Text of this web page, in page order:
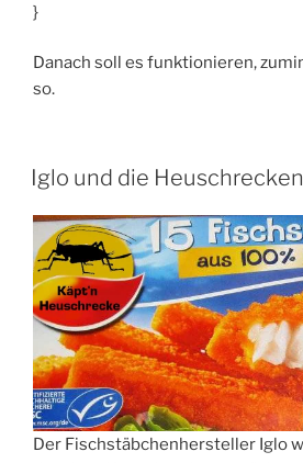
}
Danach soll es funktionieren,
so.
VERÖFFENTLICHT
AM
Iglo und die Heuschrecken
Der Fischstäbchenhersteller Iglo